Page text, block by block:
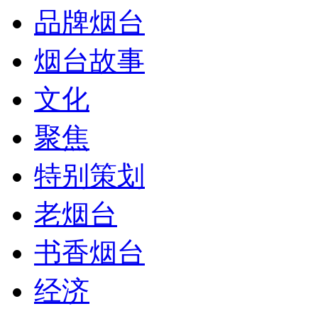
品牌烟台
烟台故事
文化
聚焦
特别策划
老烟台
书香烟台
经济